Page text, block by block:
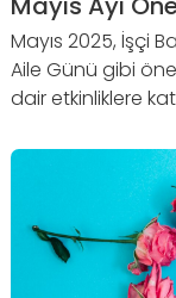
Mayıs 2025, İşçi
Aile Günü gibi
dair etkinliklere